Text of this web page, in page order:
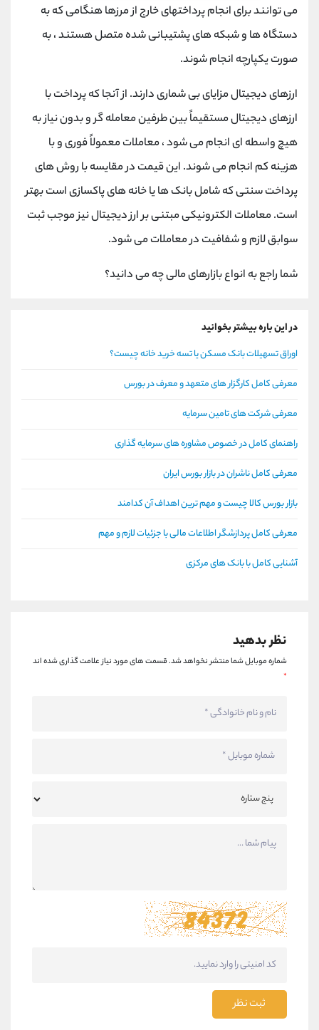
می توانند برای انجام پرداختهای خارج از مرزها هنگامی که به
دستگاه ها و شبکه های پشتیبانی شده متصل هستند ، به
صورت یکپارچه انجام شوند.
ارزهای دیجیتال مزایای بی شماری دارند. از آنجا که پرداخت با
ارزهای دیجیتال مستقیماً بین طرفین معامله گر و بدون نیاز به
هیچ واسطه ای انجام می شود ، معاملات معمولاً فوری و با
هزینه کم انجام می شوند. این قیمت در مقایسه با روش های
پرداخت سنتی که شامل بانک ها یا خانه های پاکسازی است بهتر
است. معاملات الکترونیکی مبتنی بر ارز دیجیتال نیز موجب ثبت
سوابق لازم و شفافیت در معاملات می شود.
شما راجع به انواع بازارهای مالی چه می دانید؟
در این باره بیشتر بخوانید
اوراق تسهیلات بانک مسکن یا تسه خرید خانه چیست؟
معرفی کامل کارگزار های متعهد و معرف در بورس
معرفی شرکت های تامین سرمایه
راهنمای کامل در خصوص مشاوره های سرمایه گذاری
معرفی کامل ناشران در بازار بورس ایران
بازار بورس کالا چیست و مهم ترین اهداف آن کدامند
معرفی کامل پردازشگر اطلاعات مالی با جزئیات لازم و مهم
آشنایی کامل با بانک های مرکزی
نظر بدهید
شماره موبایل شما منتشر نخواهد شد.قسمت های مورد نیاز علامت گذاری شده اند
*
ثبت نظر